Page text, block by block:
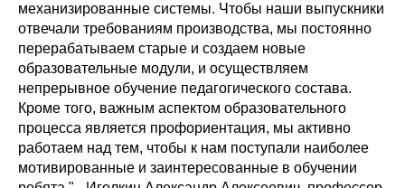
механизированные системы. Чтобы наши выпускники
отвечали требованиям производства, мы постоянно
перерабатываем старые и создаем новые
образовательные модули, и осуществляем
непрерывное обучение педагогического состава.
Кроме того, важным аспектом образовательного
процесса является профориентация, мы активно
работаем над тем, чтобы к нам поступали наиболее
мотивированные и заинтересованные в обучении